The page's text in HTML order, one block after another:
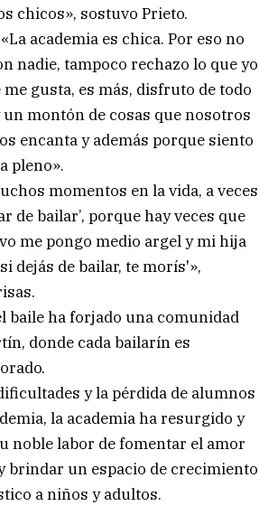
chicos», sostuvo Prieto.
academia es chica. Por eso no
nadie, tampoco rechazo lo que yo
gusta, es más, disfruto de todo
montón de cosas que nosotros
encanta y además porque siento
pleno».
momentos en la vida, a veces
de bailar’, porque hay veces que
me pongo medio argel y mi hija
si dejás de bailar, te morís'»,
baile ha forjado una comunidad
donde cada bailarín es
y la pérdida de alumnos
la academia ha resurgido y
noble labor de fomentar el amor
brindar un espacio de crecimiento
a niños y adultos.